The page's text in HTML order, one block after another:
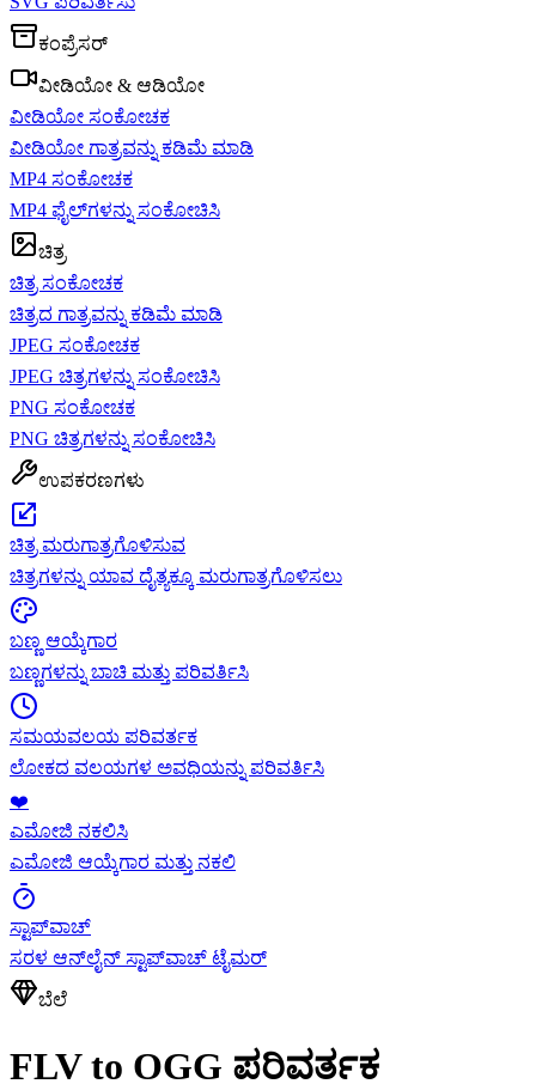
ಕಂಪ್ರೆಸರ್
ವೀಡಿಯೋ & ಆಡಿಯೋ
ವೀಡಿಯೋ ಸಂಕೋಚಕ
ವೀಡಿಯೋ ಗಾತ್ರವನ್ನು ಕಡಿಮೆ ಮಾಡಿ
MP4 ಸಂಕೋಚಕ
MP4 ಫೈಲ್‌ಗಳನ್ನು ಸಂಕೋಚಿಸಿ
ಚಿತ್ರ
ಚಿತ್ರ ಸಂಕೋಚಕ
ಚಿತ್ರದ ಗಾತ್ರವನ್ನು ಕಡಿಮೆ ಮಾಡಿ
JPEG ಸಂಕೋಚಕ
JPEG ಚಿತ್ರಗಳನ್ನು ಸಂಕೋಚಿಸಿ
PNG ಸಂಕೋಚಕ
PNG ಚಿತ್ರಗಳನ್ನು ಸಂಕೋಚಿಸಿ
ಉಪಕರಣಗಳು
ಚಿತ್ರ ಮರುಗಾತ್ರಗೊಳಿಸುವ
ಚಿತ್ರಗಳನ್ನು ಯಾವ ದೈತ್ಯಕ್ಕೂ ಮರುಗಾತ್ರಗೊಳಿಸಲು
ಬಣ್ಣ ಆಯ್ಕೆಗಾರ
ಬಣ್ಣಗಳನ್ನು ಬಾಚಿ ಮತ್ತು ಪರಿವರ್ತಿಸಿ
ಸಮಯವಲಯ ಪರಿವರ್ತಕ
ಲೋಕದ ವಲಯಗಳ ಅವಧಿಯನ್ನು ಪರಿವರ್ತಿಸಿ
❤️
ಎಮೋಜಿ ನಕಲಿಸಿ
ಎಮೋಜಿ ಆಯ್ಕೆಗಾರ ಮತ್ತು ನಕಲಿ
ಸ್ಟಾಪ್‌ವಾಚ್
ಸರಳ ಆನ್‌ಲೈನ್ ಸ್ಟಾಪ್‌ವಾಚ್ ಟೈಮರ್
ಬೆಲೆ
FLV to OGG ಪರಿವರ್ತಕ